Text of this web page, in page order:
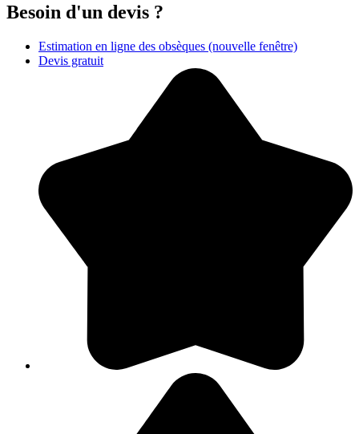
Besoin d'un devis ?
Estimation en ligne des obsèques (nouvelle fenêtre)
Devis gratuit